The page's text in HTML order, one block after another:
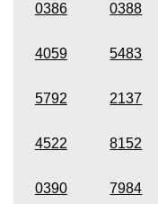
0386 0388
4059 5483
5792 2137
4522 8152
0390 7984